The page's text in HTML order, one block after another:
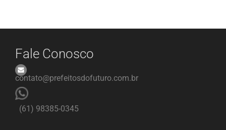
Fale Conosco
contato@prefeitosdofuturo.com.br
(61) 98385-0345